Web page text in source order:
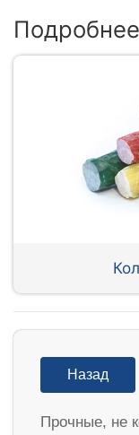
Назад
Прочные, не